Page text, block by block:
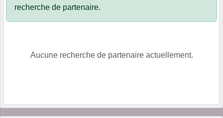
recherche de partenaire.
Aucune recherche de partenaire actuellement.